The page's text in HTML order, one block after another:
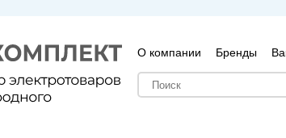
О компании Бренды